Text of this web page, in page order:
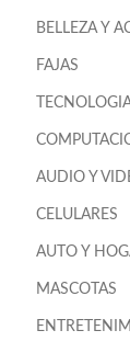
BELLEZA Y
FAJAS
AUDIO Y
CELULARES
AUTO Y
MASCOTAS